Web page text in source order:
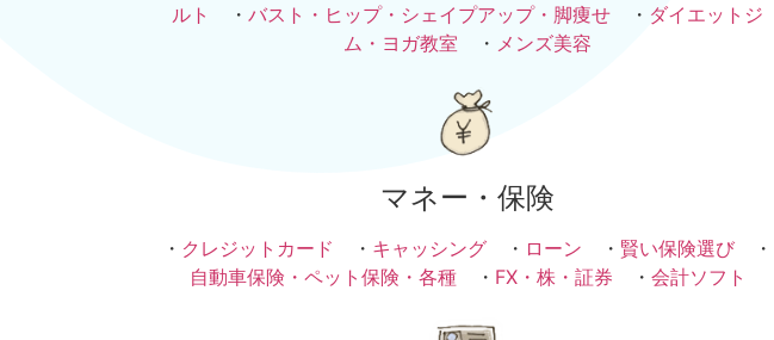
ルト
・ バスト・ヒップ・シェイプアップ・脚痩せ ・ ダイエットジ
ム・ヨガ教室 ・ メンズ美容
マネー・保険
・ クレジットカード ・ キャッシング ・ ローン ・ 賢い保険選び ・
自動車保険・ペット保険・各種・ FX・株・証券 ・ 会計ソフト